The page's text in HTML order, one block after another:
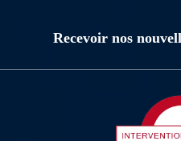
Recevoir nos